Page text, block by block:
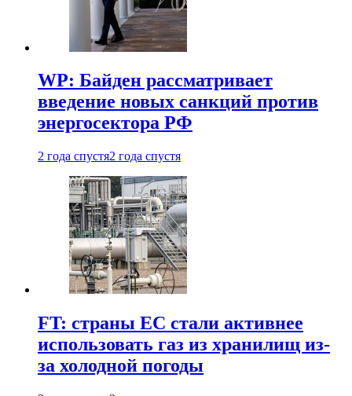
WP: Байден рассматривает
введение новых санкций против
энергосектора РФ
2 года спустя2 года спустя
FT: страны ЕС стали активнее
использовать газ из хранилищ из-
за холодной погоды